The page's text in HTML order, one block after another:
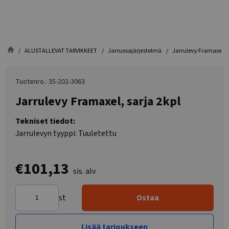
ALUSTALLEVAT TARVIKKEET Jarruosajärjestelmä Jarrulevy Framaxel,
Tuotenro.: 35-202-3063
Jarrulevy Framaxel, sarja 2kpl
Tekniset tiedot:
Jarrulevyn tyyppi: Tuuletettu
€101,13 sis. alv
st Ostaa